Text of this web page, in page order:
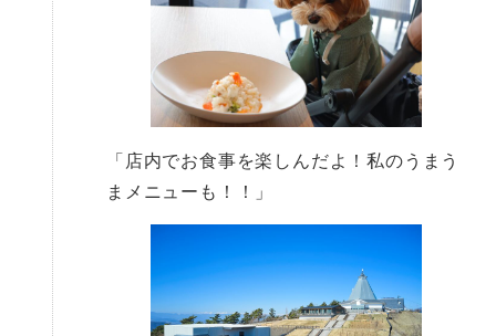
「店内でお食事を楽しんだよ！私のうまう
まメニューも！！」